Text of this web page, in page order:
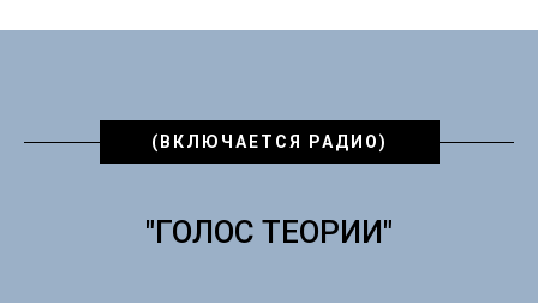
(ВКЛЮЧАЕТСЯ РАДИО)
"ГОЛОС ТЕОРИИ"